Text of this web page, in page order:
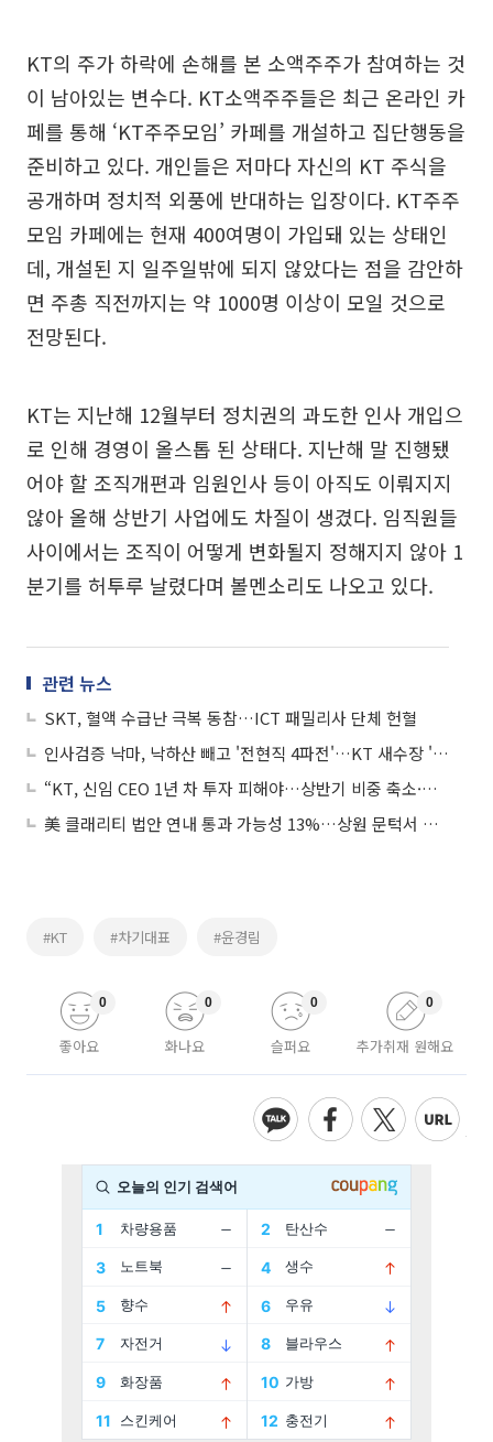
KT의 주가 하락에 손해를 본 소액주주가 참여하는 것
이 남아있는 변수다. KT소액주주들은 최근 온라인 카
페를 통해 ‘KT주주모임’ 카페를 개설하고 집단행동을
준비하고 있다. 개인들은 저마다 자신의 KT 주식을
공개하며 정치적 외풍에 반대하는 입장이다. KT주주
모임 카페에는 현재 400여명이 가입돼 있는 상태인
데, 개설된 지 일주일밖에 되지 않았다는 점을 감안하
면 주총 직전까지는 약 1000명 이상이 모일 것으로
전망된다.
KT는 지난해 12월부터 정치권의 과도한 인사 개입으
로 인해 경영이 올스톱 된 상태다. 지난해 말 진행됐
어야 할 조직개편과 임원인사 등이 아직도 이뤄지지
않아 올해 상반기 사업에도 차질이 생겼다. 임직원들
사이에서는 조직이 어떻게 변화될지 정해지지 않아 1
분기를 허투루 날렸다며 볼멘소리도 나오고 있다.
관련 뉴스
SKT, 혈액 수급난 극복 동참…ICT 패밀리사 단체 헌혈
인사검증 낙마, 낙하산 빼고 '전현직 4파전'…KT 새수장 '외풍' 뚫을까
“KT, 신임 CEO 1년 차 투자 피해야…상반기 비중 축소·목표가 11% 하향”
美 클래리티 법안 연내 통과 가능성 13%…상원 문턱서 제동
#KT #차기대표 #윤경림
좋아요
0
화나요
0
슬퍼요
0
추가취재 원해요
0